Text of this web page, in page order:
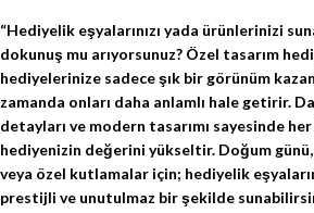
“Hediyelik eşyalarınızı yada ürünlerinizi
dokunuş mu arıyorsunuz? Özel tasarım
hediyelerinize sadece şık bir görünüm
zamanda onları daha anlamlı hale getirir.
detayları ve modern tasarımı sayesinde
hediyenizin değerini yükseltir. Doğum günü,
veya özel kutlamalar için; hediyelik
prestijli ve unutulmaz bir şekilde